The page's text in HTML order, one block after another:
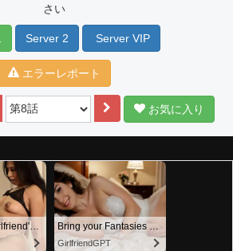
さい
Server 2 Server VIP
エラーレポート
お気に入り